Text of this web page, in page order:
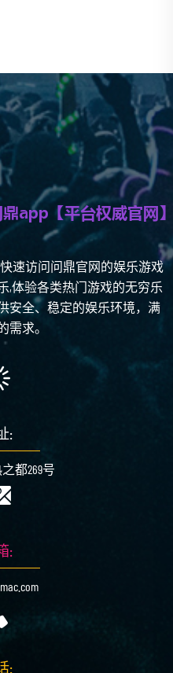
速访问问鼎官网的娱乐游戏
,体验各类热门游戏的无穷乐
安全、稳定的娱乐环境，满
需求。
:
都269号
:
: